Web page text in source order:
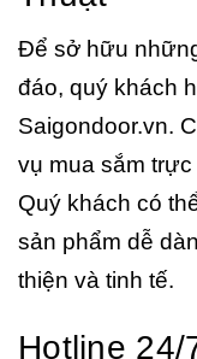
Để sở hữu
đáo, quý khách
Saigondoor.vn.
vụ mua sắm
Quý khách có
sản phẩm dễ
thiện và tinh tế.
Hotline 24/